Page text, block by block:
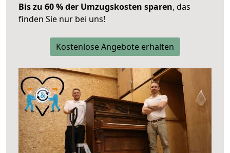
Bis zu 60 % der Umzugskosten sparen, das
finden Sie nur bei uns!
Kostenlose Angebote erhalten